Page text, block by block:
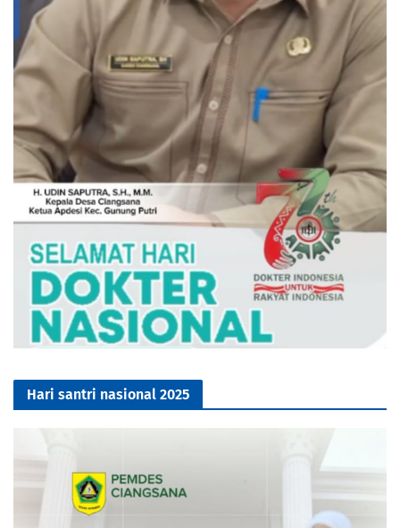
Hari santri nasional 2025